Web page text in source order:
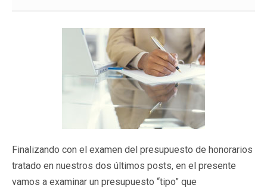
Finalizando con el examen del presupuesto de honorarios
tratado en nuestros dos últimos posts, en el presente
vamos a examinar un presupuesto “tipo” que